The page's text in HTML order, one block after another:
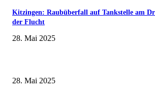
Kitzingen: Raubüberfall auf Tankstelle am
der Flucht
28. Mai 2025
28. Mai 2025